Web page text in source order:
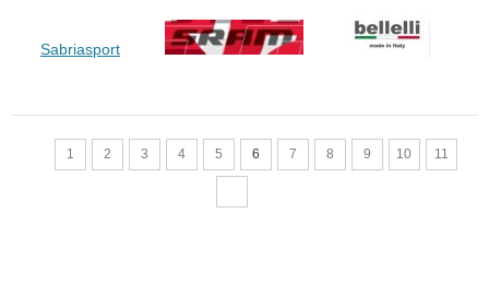
Sabriasport
1 2 3 4 5 6 7 8 9 10 11